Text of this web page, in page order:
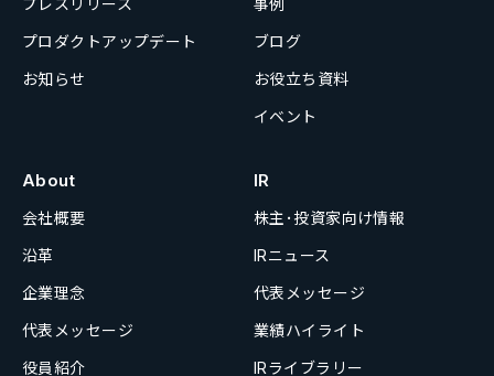
プロダクトアップデート
お知らせ
ブログ
お役立ち資料
イベント
About
会社概要
沿革
企業理念
代表メッセージ
役員紹介
IR
株主･投資家向け情報
IRニュース
代表メッセージ
業績ハイライト
IRライブラリー